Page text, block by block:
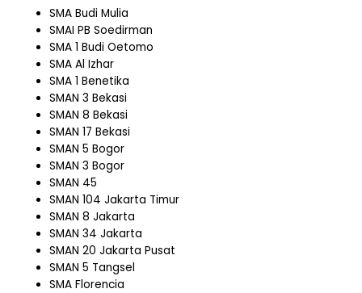
SMA Budi Mulia
SMAI PB Soedirman
SMA 1 Budi Oetomo
SMA Al Izhar
SMA 1 Benetika
SMAN 3 Bekasi
SMAN 8 Bekasi
SMAN 17 Bekasi
SMAN 5 Bogor
SMAN 3 Bogor
SMAN 45
SMAN 104 Jakarta Timur
SMAN 8 Jakarta
SMAN 34 Jakarta
SMAN 20 Jakarta Pusat
SMAN 5 Tangsel
SMA Florencia